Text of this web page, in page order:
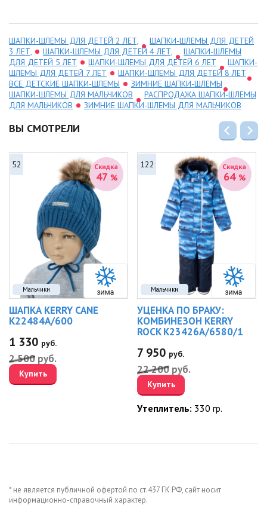
ШАПКИ-ШЛЕМЫ ДЛЯ ДЕТЕЙ 2 ЛЕТ,
ШАПКИ-ШЛЕМЫ ДЛЯ ДЕТЕЙ
3 ЛЕТ,
ШАПКИ-ШЛЕМЫ ДЛЯ ДЕТЕЙ 4 ЛЕТ,
ШАПКИ-ШЛЕМЫ
ДЛЯ ДЕТЕЙ 5 ЛЕТ
ШАПКИ-ШЛЕМЫ ДЛЯ ДЕТЕЙ 6 ЛЕТ
ШАПКИ-
ШЛЕМЫ ДЛЯ ДЕТЕЙ 7 ЛЕТ
ШАПКИ-ШЛЕМЫ ДЛЯ ДЕТЕЙ 8 ЛЕТ
ВСЕ ДЕТСКИЕ ШАПКИ-ШЛЕМЫ
ЗИМНИЕ ШАПКИ-ШЛЕМЫ
ШАПКИ-ШЛЕМЫ ДЛЯ МАЛЬЧИКОВ
РАСПРОДАЖА ШАПКИ-ШЛЕМЫ
ДЛЯ МАЛЬЧИКОВ
ЗИМНИЕ ШАПКИ-ШЛЕМЫ ДЛЯ МАЛЬЧИКОВ
ВЫ СМОТРЕЛИ
Мальчики
Скидка
47 %
52
ШАПКА KERRY CANE
K22484A/600
1 330 руб.
2 500 руб.
Купить
Мальчики
Скидка
64 %
122
УЦЕНКА ПО БРАКУ:
КОМБИНЕЗОН KERRY
ROCK K23426A/6580/1
7 950 руб.
22 200 руб.
Купить
Утеплитель: 330 гр.
* не является публичной офертой по ст.437 ГК РФ, сайт носит
информационно-справочный характер.